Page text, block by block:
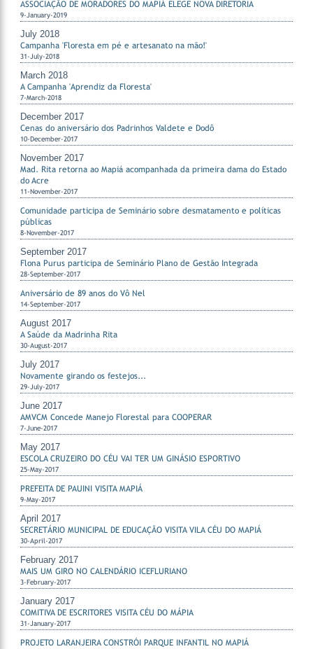
ASSOCIAÇÃO DE MORADORES DO MAPIÁ ELEGE NOVA DIRETORIA
9-January-2019
July 2018
Campanha 'Floresta em pé e artesanato na mão!'
31-July-2018
March 2018
A Campanha 'Aprendiz da Floresta'
7-March-2018
December 2017
Cenas do aniversário dos Padrinhos Valdete e Dodô
10-December-2017
November 2017
Mad. Rita retorna ao Mapiá acompanhada da primeira dama do Estado
do Acre
11-November-2017
Comunidade participa de Seminário sobre desmatamento e políticas
públicas
8-November-2017
September 2017
Flona Purus participa de Seminário Plano de Gestão Integrada
28-September-2017
Aniversário de 89 anos do Vô Nel
14-September-2017
August 2017
A Saúde da Madrinha Rita
30-August-2017
July 2017
Novamente girando os festejos...
29-July-2017
June 2017
AMVCM Concede Manejo Florestal para COOPERAR
7-June-2017
May 2017
ESCOLA CRUZEIRO DO CÉU VAI TER UM GINÁSIO ESPORTIVO
25-May-2017
PREFEITA DE PAUINI VISITA MAPIÁ
9-May-2017
April 2017
SECRETÁRIO MUNICIPAL DE EDUCAÇÃO VISITA VILA CÉU DO MAPIÁ
30-April-2017
February 2017
MAIS UM GIRO NO CALENDÁRIO ICEFLURIANO
3-February-2017
January 2017
COMITIVA DE ESCRITORES VISITA CÉU DO MÁPIA
31-January-2017
PROJETO LARANJEIRA CONSTRÓI PARQUE INFANTIL NO MAPIÁ